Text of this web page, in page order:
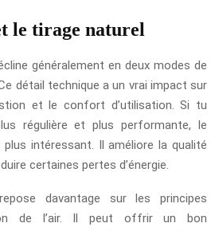
le tirage naturel
généralement en deux modes de
détail technique a un vrai impact sur
et le confort d’utilisation. Si tu
régulière et plus performante, le
intéressant. Il améliore la qualité
certaines pertes d’énergie.
davantage sur les principes
de l’air. Il peut offrir un bon